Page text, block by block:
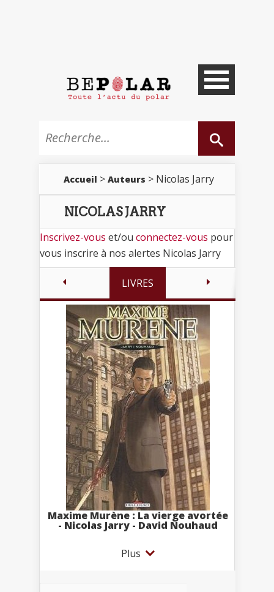
Accueil > Auteurs > Nicolas Jarry
NICOLAS JARRY
Inscrivez-vous et/ou connectez-vous pour
vous inscrire à nos alertes Nicolas Jarry
LIVRES
Maxime Murène : La vierge avortée
- Nicolas Jarry - David Nouhaud
Plus